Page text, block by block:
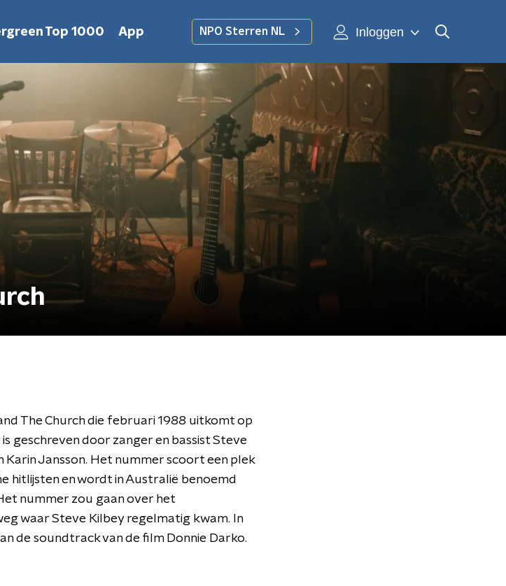
Top 1000 App NPO Sterren NL Inloggen
The Church die februari 1988 uitkomt op
geschreven door zanger en bassist Steve
Karin Jansson. Het nummer scoort een plek
hitlijsten en wordt in Australië benoemd
nummer zou gaan over het
waar Steve Kilbey regelmatig kwam. In
de soundtrack van de film Donnie Darko.